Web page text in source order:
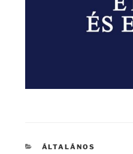
KATEGÓRIÁK
ÁLTALÁNOS